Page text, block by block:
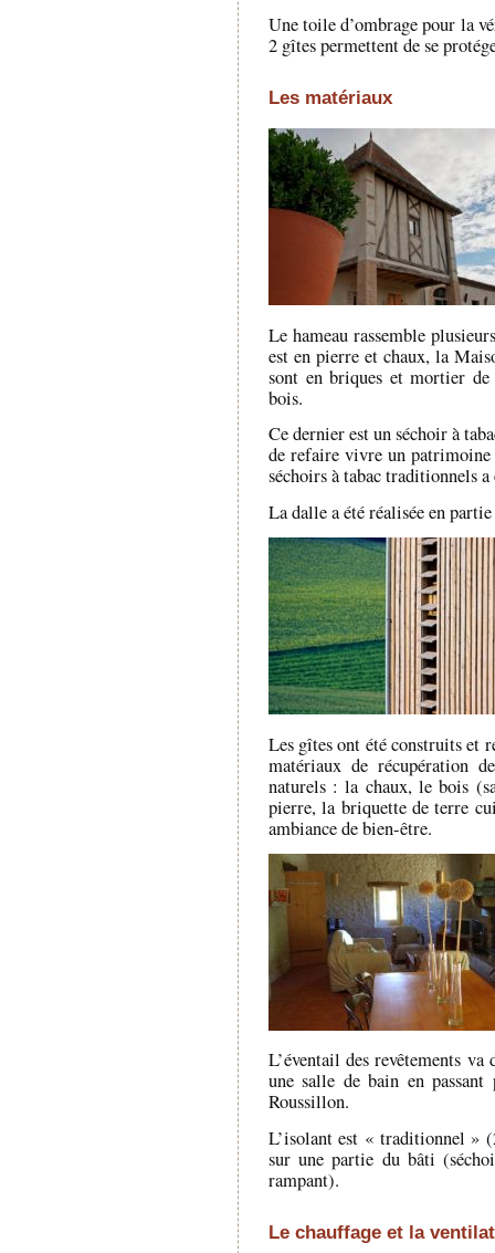
Une toile d’ombrage pour la
2 gîtes permettent de se
Les matériaux
Le hameau rassemble
est en pierre et chaux, la
sont en briques et mortier
bois.
Ce dernier est un séchoir à
de refaire vivre un patrimoine
séchoirs à tabac traditionnels a
La dalle a été réalisée en
Les gîtes ont été construits et
matériaux de récupération
naturels : la chaux, le bois
pierre, la briquette de terre
ambiance de bien-être.
L’éventail des revêtements
une salle de bain en
Roussillon.
L’isolant est « traditionnel »
sur une partie du bâti
rampant).
Le chauffage et la